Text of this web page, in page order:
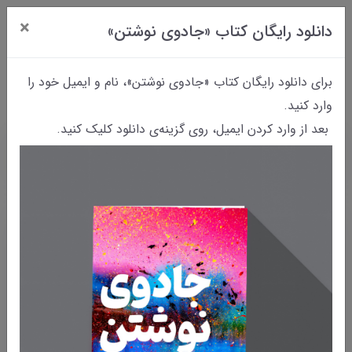
دانلود رایگان کتاب «جادوی نوشتن» ×
برای دانلود رایگان کتاب «جادوی نوشتن»، نام و ایمیل خود را
وارد کنید.
بعد از وارد کردن ایمیل، روی گزینه‌ی دانلود کلیک کنید.